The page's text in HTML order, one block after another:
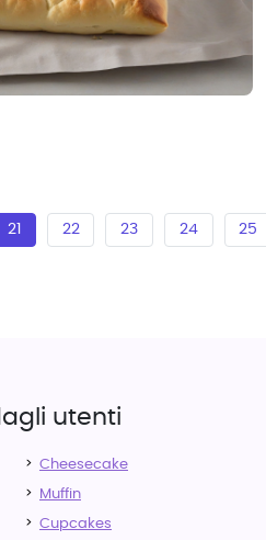
21 22 23 24 25
utenti
Cheesecake
Muffin
Cupcakes